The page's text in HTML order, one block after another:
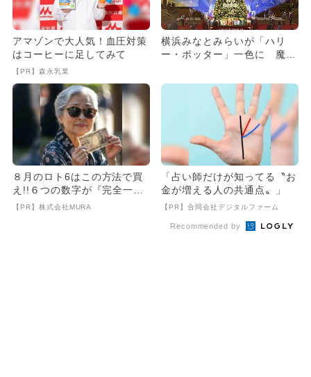
アマゾンで大人気！血圧対策
はコーヒーに足してみて
【PR】森永乳業
横浜みなとみらいが「ハリ
ー・ポッター」一色に 魔法
８月のロト6はこの方法で買
え!!６つの数字が『完全一
致』する方法
【PR】株式会社MURA
「占い師だけが知ってる〝お
金が増える人の共通点〟」
【PR】合同会社デジタルファーム
Recommended by